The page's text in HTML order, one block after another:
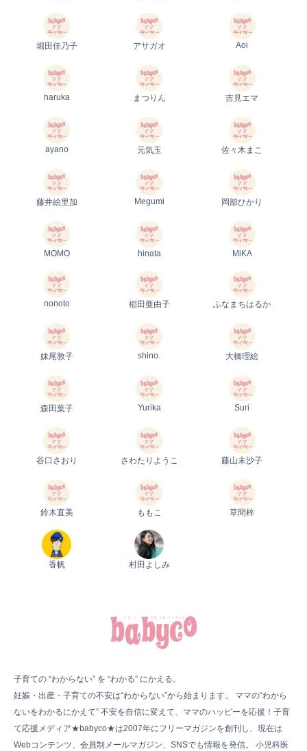
堀田佳乃子 アサガオ Aoi
haruka まつりん 吉見エマ
ayano 元気玉 佐々木まこ
藤井絵里加 Megumi 岡部ひかり
MOMO hinata MiKA
nonoto 稲田亜由子 ふなまちはるか
妹尾敦子 shino. 大橋理絵
森田葉子 Yurika Suri
谷口さおり さわたりようこ 藤山未沙子
鈴木直美 ももこ 草間梓
香帆 村田よしみ
子育ての “わからない” を “わかる” にかえる。
妊娠・出産・子育ての不安は“わからない”から始まります。 ママの“わから
ないをわかるにかえて” 不安を自信に変えて、ママのハッピーを応援！子育
て応援メディア★babyco★は2007年にフリーマガジンを創刊し、現在は
Webコンテンツ、会員制メールマガジン、SNSでも情報を発信。 小児科医